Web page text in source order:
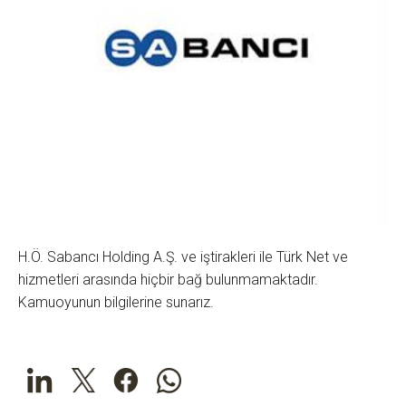
H.Ö. Sabancı Holding A.Ş. ve iştirakleri ile Türk Net ve
hizmetleri arasında hiçbir bağ bulunmamaktadır.
Kamuoyunun bilgilerine sunarız.